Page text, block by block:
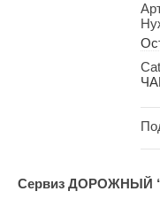
Сервиз ДОРОЖНЫЙ